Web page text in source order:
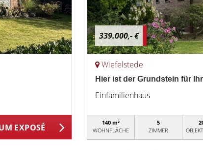
EXPOSÉ
339.000,- €
Wiefelstede
Hier ist der Grundstein für
Einfamilienhaus
140 m²
WOHNFLÄCHE
5
ZIMMER